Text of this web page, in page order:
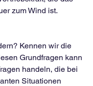
zum Wind ist.
Kennen wir die
Grundfragen kann
handeln, die bei
Situationen